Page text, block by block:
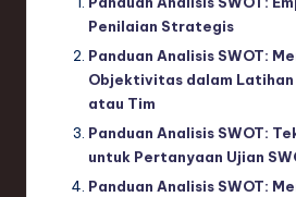
Penilaian Strategis
Panduan Analisis SWOT:
Objektivitas dalam Latihan
atau Tim
Panduan Analisis SWOT:
untuk Pertanyaan Ujian
Panduan Analisis SWOT: